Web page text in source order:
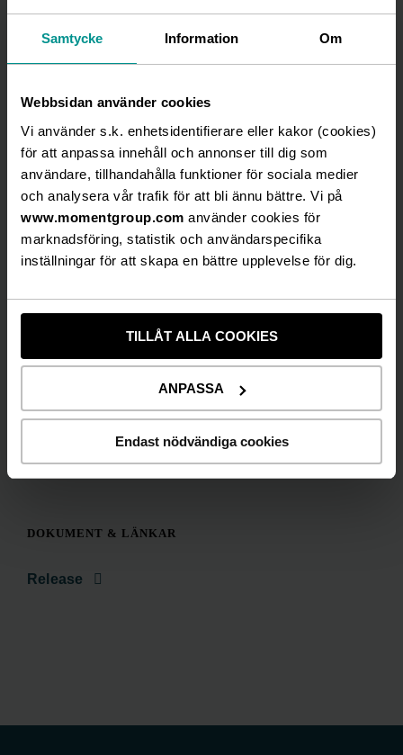
Samtycke Information Om
Webbsidan använder cookies
Vi använder s.k. enhetsidentifierare eller kakor (cookies)
för att anpassa innehåll och annonser till dig som
användare, tillhandahålla funktioner för sociala medier
och analysera vår trafik för att bli ännu bättre. Vi på
www.momentgroup.com använder cookies för
marknadsföring, statistik och användarspecifika
inställningar för att skapa en bättre upplevelse för dig.
TILLÅT ALLA COOKIES
ANPASSA
Endast nödvändiga cookies
”Oslagbart” är ett nytt showkoncept som under
hösten kommer att bjuda på en kavalkad av svenska
överraskningar. Först ut i ensemblen i höst med
Mede, Andreas Johnson och Pernilla Andersson.
2E Group, en av Nordens ledande producenter
inom upplevelseindustrin, initierar, producerar
och marknadsför kvalitativa upplevelser och
möten för en bred publik. I koncernen ingår
2Entertain, Hansen Event & Conference samt
och innehållet som utgångspunkt skapar 2E
Group upplevelser för mer än 1,5 miljoner gäster
Göteborg, Oslo, Malmö, Växjö och Falkenberg är
listat på First North med Remium som Certified
DOKUMENT & LÄNKAR
Release